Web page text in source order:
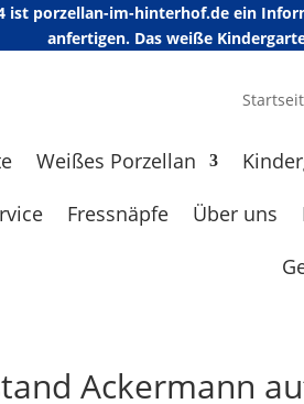
ist porzellan-im-hinterhof.de ein
anfertigen. Das weiße
Weißes Porzellan
Fressnäpfe Über uns
Ackermann